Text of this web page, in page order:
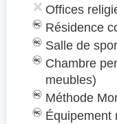
Offices
Résidence
Salle de
Chambre
meubles)
Méthode
Équipement